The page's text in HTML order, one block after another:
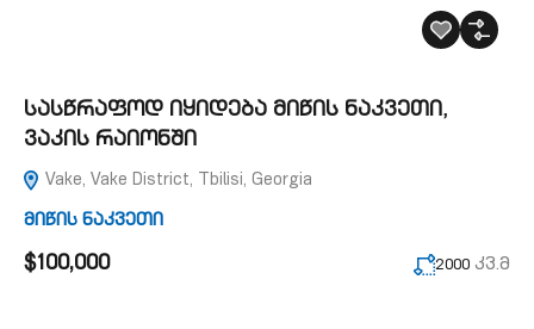
სასწრაფოდ იყიდება მიწის ნაკვეთი,
ვაკის რაიონში
Vake, Vake District, Tbilisi, Georgia
მიწის ნაკვეთი
$100,000 2000 კვ.მ